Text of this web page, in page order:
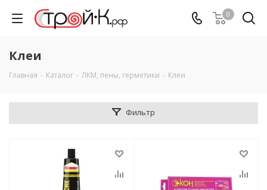
0
Клеи
Главная - Каталог - ЛКМ, пены, герметики - Клеи
Фильтр